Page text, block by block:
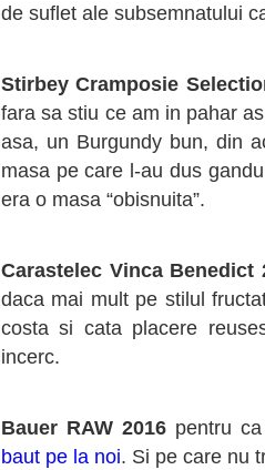
de suflet ale subsemnatului
Stirbey Cramposie
fara sa stiu ce am in pahar
asa, un Burgundy bun, din
masa pe care l-au dus
era o masa “obisnuita”.
Carastelec Vinca Benedict
daca mai mult pe stilul
costa si cata placere
incerc.
Bauer RAW 2016pentru
baut pe la noi. Si pe care nu